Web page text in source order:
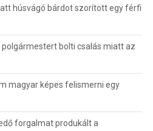
húsvágó bárdot szorított egy férfi
bolti csalás miatt az
magyar képes felismerni egy
forgalmat produkált a